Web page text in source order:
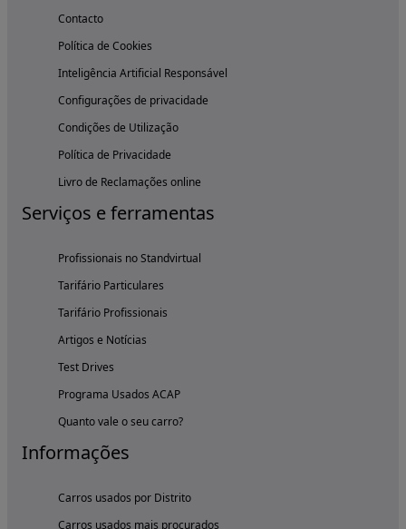
Contacto
Política de Cookies
Inteligência Artificial Responsável
Configurações de privacidade
Condições de Utilização
Política de Privacidade
Livro de Reclamações online
Serviços e ferramentas
Profissionais no Standvirtual
Tarifário Particulares
Tarifário Profissionais
Artigos e Notícias
Test Drives
Programa Usados ACAP
Quanto vale o seu carro?
Informações
Carros usados por Distrito
Carros usados mais procurados